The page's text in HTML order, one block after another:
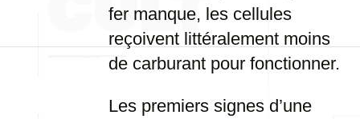
fer manque, les cellules
reçoivent littéralement moins
de carburant pour fonctionner.
Les premiers signes d’une